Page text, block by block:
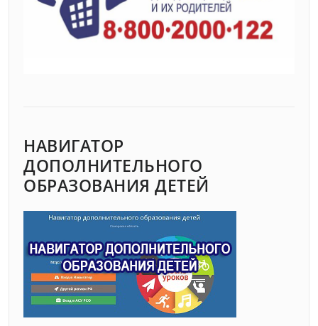
НАВИГАТОР
ДОПОЛНИТЕЛЬНОГО
ОБРАЗОВАНИЯ ДЕТЕЙ